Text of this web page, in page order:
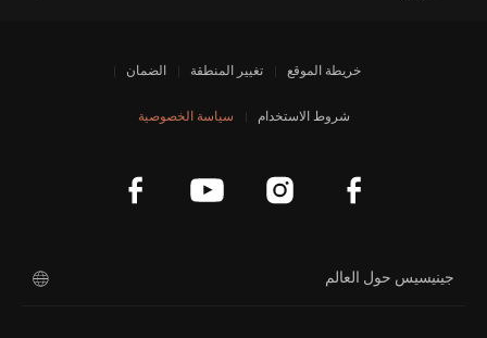
خريطة الموقع تغيير المنطقة الضمان
شروط الاستخدام سياسة الخصوصية
جينيسيس حول العالم